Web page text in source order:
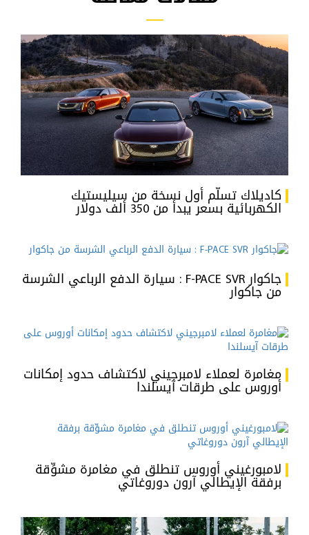
كاديلاك تسلّم أول نسخة من سيليستيك
الكهربائية بسعر يبدأ من 350 ألف دولار
جاكوار F-PACE SVR : سيارة الدفع الرباعي الشرسة
من جاكوار
مغامرة لعملاء لامبرجيني لاكتشاف حدود إمكانات
أوروس على طرقات آيسلندا
لامبورغيني أوروس تنطلق في مغامرة مشوِّقة
برفقة الإيطالي آرون دوروغاتي